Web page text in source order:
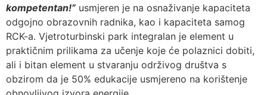
kompetentan!” usmjeren je na osnaživanje kapaciteta
odgojno obrazovnih radnika, kao i kapaciteta samog
RCK-a. Vjetroturbinski park integralan je element u
praktičnim prilikama za učenje koje će polaznici dobiti,
ali i bitan element u stvaranju održivog društva s
obzirom da je 50% edukacije usmjereno na korištenje